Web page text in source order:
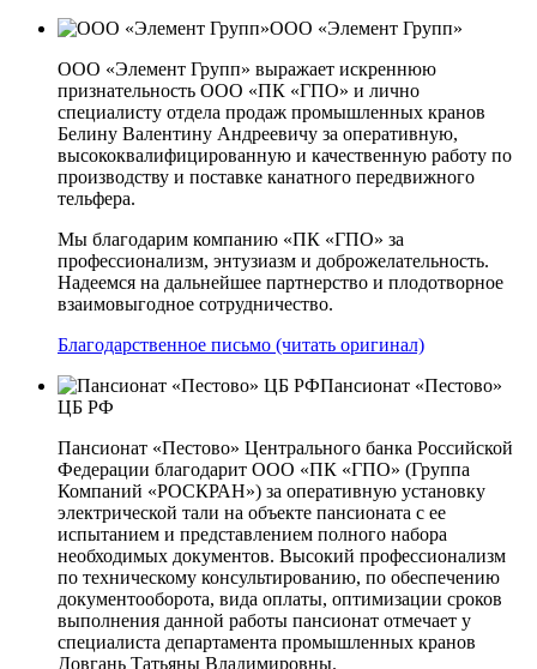
ООО «Элемент Групп»
ООО «Элемент Групп» выражает искреннюю
признательность ООО «ПК «ГПО» и лично
специалисту отдела продаж промышленных кранов
Белину Валентину Андреевичу за оперативную,
высококвалифицированную и качественную работу по
производству и поставке канатного передвижного
тельфера.
Мы благодарим компанию «ПК «ГПО» за
профессионализм, энтузиазм и доброжелательность.
Надеемся на дальнейшее партнерство и плодотворное
взаимовыгодное сотрудничество.
Благодарственное письмо (читать оригинал)
Пансионат «Пестово»
ЦБ РФ
Пансионат «Пестово» Центрального банка Российской
Федерации благодарит ООО «ПК «ГПО» (Группа
Компаний «РОСКРАН») за оперативную установку
электрической тали на объекте пансионата с ее
испытанием и представлением полного набора
необходимых документов. Высокий профессионализм
по техническому консультированию, по обеспечению
документооборота, вида оплаты, оптимизации сроков
выполнения данной работы пансионат отмечает у
специалиста департамента промышленных кранов
Довгань Татьяны Владимировны.